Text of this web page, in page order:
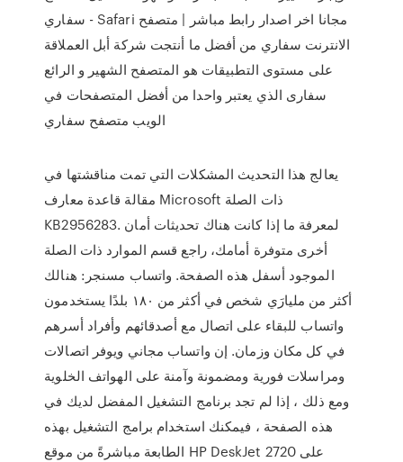
سفاري - Safari مجانا اخر اصدار رابط مباشر | متصفح
الانترنت سفاري من أفضل ما أنتجت شركة أبل العملاقة
على مستوى التطبيقات هو المتصفح الشهير و الرائع
سفارى الذي يعتبر واحدا من أفضل المتصفحات في
الويب متصفح سفاري
يعالج هذا التحديث المشكلات التي تمت مناقشتها في
مقالة قاعدة معارف Microsoft ذات الصلة
KB2956283. لمعرفة ما إذا كانت هناك تحديثات أمان
أخرى متوفرة أمامك، راجع قسم الموارد ذات الصلة
الموجود أسفل هذه الصفحة. واتساب مسنجر: هنالك
أكثر من مليارَي شخص في أكثر من ١٨٠ بلدًا يستخدمون
واتساب للبقاء على اتصال مع أصدقائهم وأفراد أسرهم
في كل مكان وزمان. إن واتساب مجاني ويوفر اتصالات
ومراسلات فورية ومضمونة وآمنة على الهواتف الخلوية
ومع ذلك ، إذا لم تجد برنامج التشغيل المفضل لديك في
هذه الصفحة ، فيمكنك استخدام برامج التشغيل بهذه
الطابعة مباشرةً من موقع HP DeskJet 2720 على